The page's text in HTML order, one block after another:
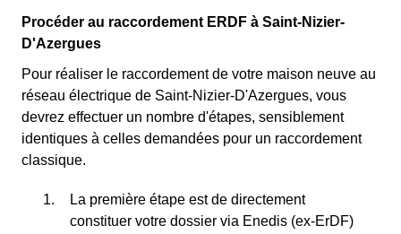
Procéder au raccordement ERDF à Saint-Nizier-
D'Azergues
Pour réaliser le raccordement de votre maison neuve au
réseau électrique de Saint-Nizier-D'Azergues, vous
devrez effectuer un nombre d'étapes, sensiblement
identiques à celles demandées pour un raccordement
classique.
La première étape est de directement
constituer votre dossier via Enedis (ex-ErDF)